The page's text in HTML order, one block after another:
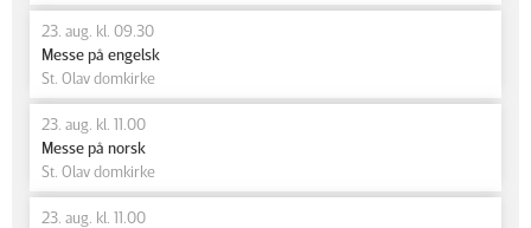
23. aug. kl. 09.30
Messe på engelsk
St. Olav domkirke
23. aug. kl. 11.00
Messe på norsk
St. Olav domkirke
23. aug. kl. 11.00